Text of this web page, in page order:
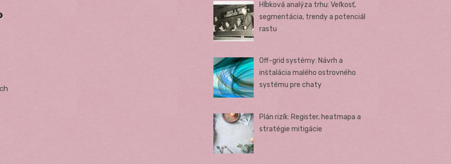
Hĺbková analýza trhu: Veľkosť,
segmentácia, trendy a potenciál
rastu
Off-grid systémy: Návrh a
inštalácia malého ostrovného
systému pre chaty
Plán rizík: Register, heatmapa a
stratégie mitigácie